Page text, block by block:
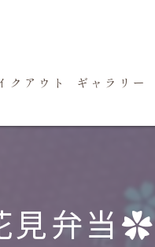
クアウト ギャラリー
見弁当✿